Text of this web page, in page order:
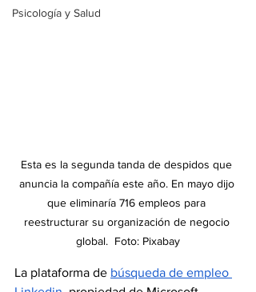
Psicología y Salud
Esta es la segunda tanda de despidos que
anuncia la compañía este año. En mayo dijo
que eliminaría 716 empleos para
reestructurar su organización de negocio
global.  Foto: Pixabay
La plataforma de búsqueda de empleo